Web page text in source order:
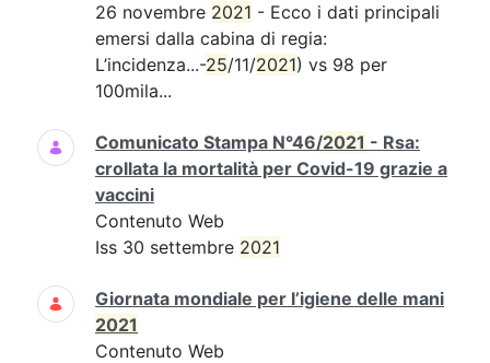
26 novembre 2021 - Ecco i dati principali
emersi dalla cabina di regia:
L’incidenza...-25/11/2021) vs 98 per
100mila...
Comunicato Stampa N°46/2021 - Rsa:
crollata la mortalità per Covid-19 grazie a
vaccini
Contenuto Web
Iss 30 settembre 2021
Giornata mondiale per l’igiene delle mani
2021
Contenuto Web